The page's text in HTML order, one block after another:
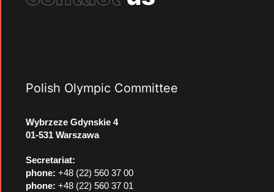
Polish Olympic Committee
Wybrzeze Gdynskie 4
01-531 Warszawa
Secretariat:
phone: +48 (22) 560 37 00
phone: +48 (22) 560 37 01